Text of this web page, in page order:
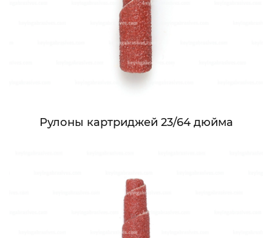
Рулоны картриджей 23/64 дюйма